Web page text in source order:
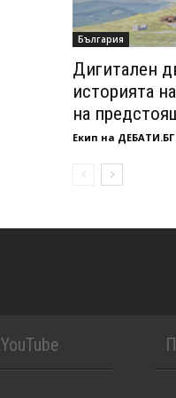
България
Дигитален
историята
на
Екип на ДЕБАТИ.БГ
YouTube